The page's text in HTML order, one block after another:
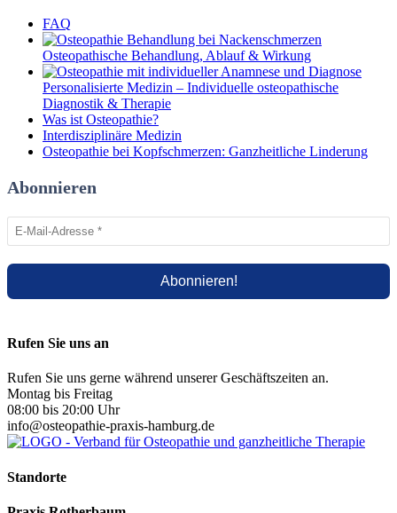
FAQ
Osteopathische Behandlung, Ablauf & Wirkung
Personalisierte Medizin – Individuelle osteopathische
Diagnostik & Therapie
Was ist Osteopathie?
Interdisziplinäre Medizin
Osteopathie bei Kopfschmerzen: Ganzheitliche Linderung
Abonnieren
Rufen Sie uns an
Rufen Sie uns gerne während unserer Geschäftszeiten an.
Montag bis Freitag
08:00 bis 20:00 Uhr
info@osteopathie-praxis-hamburg.de
Standorte